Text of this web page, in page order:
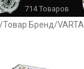
714 Товаров
/Товар Бренд/VARTA